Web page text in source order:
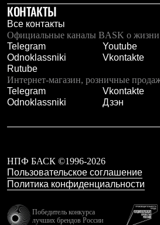
Куртки
Брюки
Жилеты
Комбинезоны
Термобелье
Комплект термобелья
Снаряжение
Палатки и тенты
Палатки
Альпинистские
Городские
Аксессуары для рюкзаков
Пуховые
Комбинированные
КОНТАКТЫ
Все контакты
Официальные каналы BASK о жизни
Telegram
Youtube
Odnoklassniki
Vkontakte
Rutube
Интернет-магазин, розничные
Telegram
Vkontakte
Odnoklassniki
Дзэн
НПФ БАСК ©1996-2026
Пользовательское соглашение
Политика конфиденциальности
Победитель конкурса
лучших брендов России